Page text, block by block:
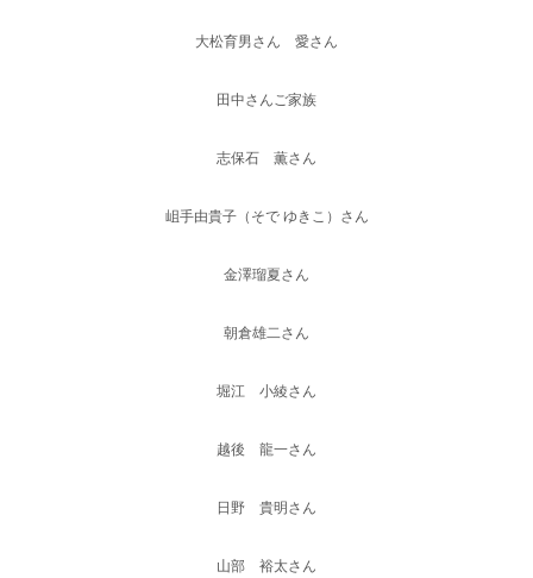
大松育男さん 愛さん
田中さんご家族
志保石 薫さん
岨手由貴子（そで ゆきこ）さん
金澤瑠夏さん
朝倉雄二さん
堀江 小綾さん
越後 龍一さん
日野 貴明さん
山部 裕太さん